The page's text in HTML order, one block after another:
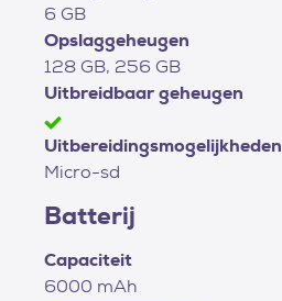
6 GB
Opslaggeheugen
128 GB, 256 GB
Uitbreidbaar geheugen
Uitbereidingsmogelijkheden
Micro-sd
Batterij
Capaciteit
6000 mAh